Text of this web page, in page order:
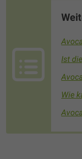
Ist
Wie